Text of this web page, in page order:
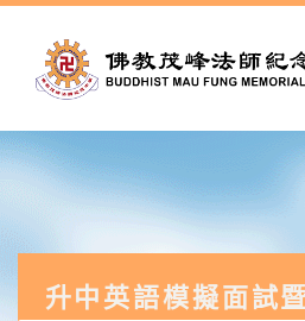
升中英語模擬面試